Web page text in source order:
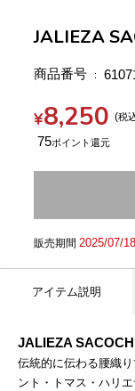
JALIEZA
商品番号
¥8,250 税
75
販売期間 2025/07/
アイテム説明
JALIEZA
伝統的に伝わる腰織
ント・トマス・ハリエ